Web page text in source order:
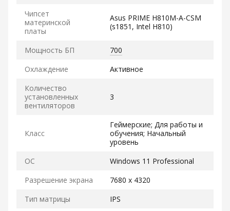
Чипсет
материнской
платы
Asus PRIME H810M-A-CSM
(s1851, Intel H810)
Мощность БП
700
Охлаждение
Активное
Количество
установленных
вентиляторов
3
Класс
Геймерские; Для работы и
обучения; Начальный
уровень
ОС
Windows 11 Professional
Разрешение экрана
7680 x 4320
Тип матрицы
IPS